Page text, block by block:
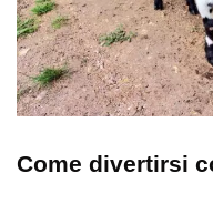
Come divertirsi